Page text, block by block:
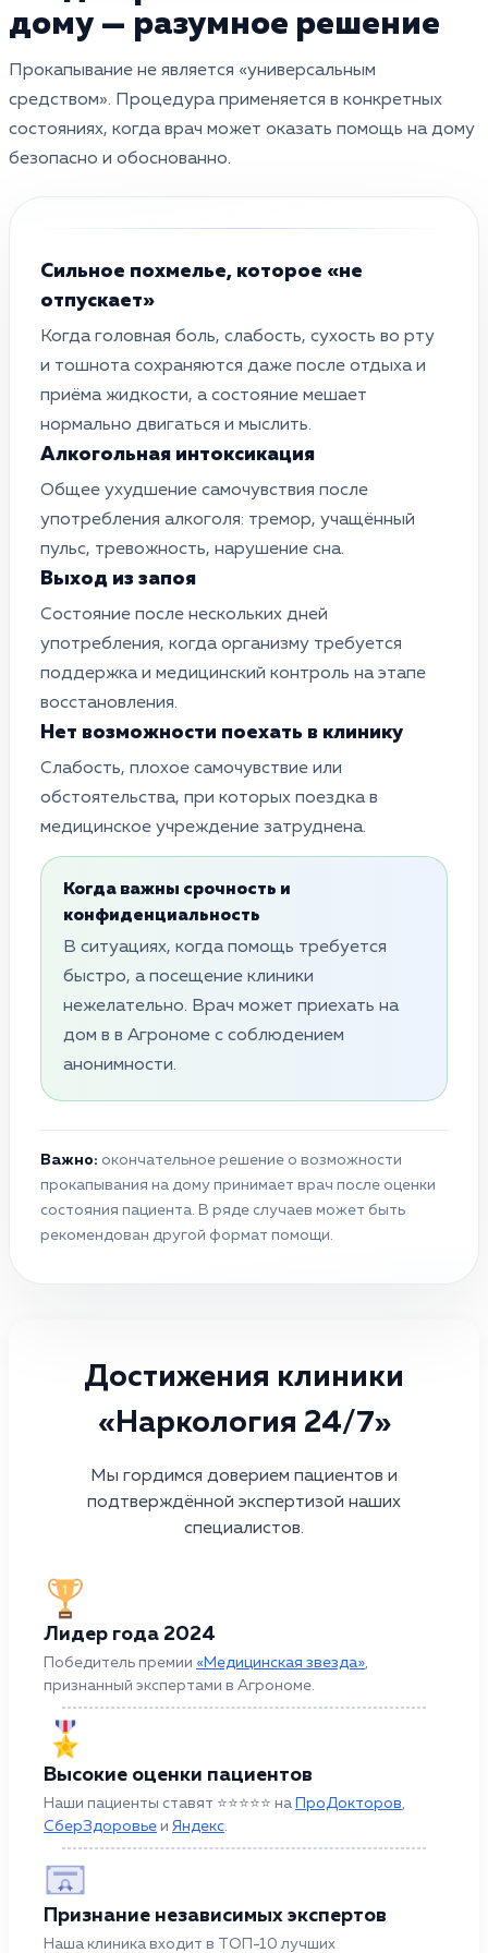
дому — разумное решение
Прокапывание не является «универсальным
средством». Процедура применяется в конкретных
состояниях, когда врач может оказать помощь на дому
безопасно и обоснованно.
Сильное похмелье, которое «не
отпускает»
Когда головная боль, слабость, сухость во рту
и тошнота сохраняются даже после отдыха и
приёма жидкости, а состояние мешает
нормально двигаться и мыслить.
Алкогольная интоксикация
Общее ухудшение самочувствия после
употребления алкоголя: тремор, учащённый
пульс, тревожность, нарушение сна.
Выход из запоя
Состояние после нескольких дней
употребления, когда организму требуется
поддержка и медицинский контроль на этапе
восстановления.
Нет возможности поехать в клинику
Слабость, плохое самочувствие или
обстоятельства, при которых поездка в
медицинское учреждение затруднена.
Когда важны срочность и
конфиденциальность
В ситуациях, когда помощь требуется
быстро, а посещение клиники
нежелательно. Врач может приехать на
дом в в Агрономе с соблюдением
анонимности.
Важно: окончательное решение о возможности
прокапывания на дому принимает врач после оценки
состояния пациента. В ряде случаев может быть
рекомендован другой формат помощи.
Достижения клиники
«Наркология 24/7»
Мы гордимся доверием пациентов и
подтверждённой экспертизой наших
специалистов.
Лидер года 2024
Победитель премии «Медицинская звезда»,
признанный экспертами в Агрономе.
Высокие оценки пациентов
Наши пациенты ставят ⭐⭐⭐⭐⭐ на ПроДокторов,
СберЗдоровье и Яндекс.
Признание независимых экспертов
Наша клиника входит в ТОП-10 лучших